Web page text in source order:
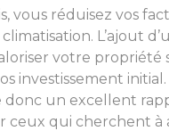
vous réduisez vos
L’ajout
votre propriété
investissement
donc un excellent
ceux qui cherchent à